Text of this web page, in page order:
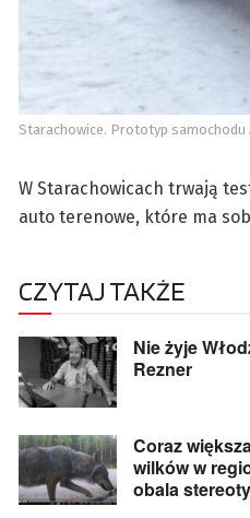
Starachowice. Prototyp
W Starachowicach trwają
auto terenowe, które ma
CZYTAJ TAKŻE
Nie żyje
Rezner
Coraz
wilków w
obala